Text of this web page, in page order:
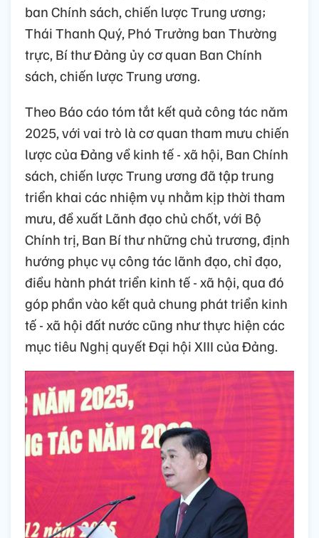
ban Chính sách, chiến lược Trung ương;
Thái Thanh Quý, Phó Trưởng ban Thường
trực, Bí thư Đảng ủy cơ quan Ban Chính
sách, chiến lược Trung ương.
Theo Báo cáo tóm tắt kết quả công tác năm
2025, với vai trò là cơ quan tham mưu chiến
lược của Đảng về kinh tế - xã hội, Ban Chính
sách, chiến lược Trung ương đã tập trung
triển khai các nhiệm vụ nhằm kịp thời tham
mưu, đề xuất Lãnh đạo chủ chốt, với Bộ
Chính trị, Ban Bí thư những chủ trương, định
hướng phục vụ công tác lãnh đạo, chỉ đạo,
điều hành phát triển kinh tế - xã hội, qua đó
góp phần vào kết quả chung phát triển kinh
tế - xã hội đất nước cũng như thực hiện các
mục tiêu Nghị quyết Đại hội XIII của Đảng.